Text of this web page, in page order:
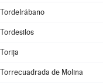
Tordelrábano
Tordesilos
Torija
Torrecuadrada de Molina